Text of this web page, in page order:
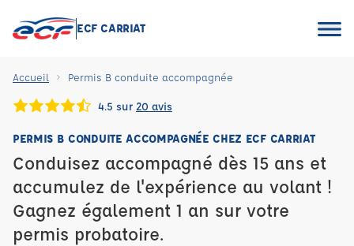
ECF CARRIAT
Accueil Permis B conduite accompagnée
4.5 sur 20 avis
PERMIS B CONDUITE ACCOMPAGNÉE CHEZ ECF CARRIAT
Conduisez accompagné dès 15 ans et
accumulez de l'expérience au volant !
Gagnez également 1 an sur votre
permis probatoire.